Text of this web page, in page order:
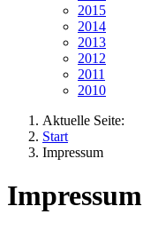
2015
2014
2013
2012
2011
2010
Aktuelle Seite:
Start
Impressum
Impressum